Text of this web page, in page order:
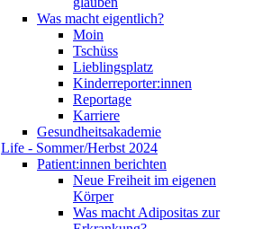
Was macht eigentlich?
Moin
Tschüss
Lieblingsplatz
Kinderreporter:innen
Reportage
Karriere
Gesundheitsakademie
Life - Sommer/Herbst 2024
Patient:innen berichten
Neue Freiheit im eigenen
Körper
Was macht Adipositas zur